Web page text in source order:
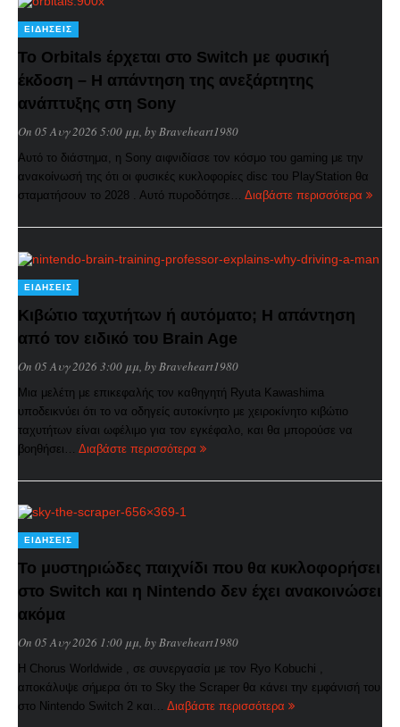
ΕΙΔΉΣΕΙΣ
Το Orbitals έρχεται στο Switch με φυσική
έκδοση – Η απάντηση της ανεξάρτητης
ανάπτυξης στη Sony
On 05 Αυγ 2026 5:00 μμ, byBraveheart1980
Αυτό το διάστημα, η Sony αιφνιδίασε τον κόσμο του gaming με την
ανακοίνωσή της ότι οι φυσικές κυκλοφορίες disc του PlayStation θα
σταματήσουν το 2028 . Αυτό πυροδότησε… Διαβάστε περισσότερα
ΕΙΔΉΣΕΙΣ
Κιβώτιο ταχυτήτων ή αυτόματο; Η απάντηση
από τον ειδικό του Brain Age
On 05 Αυγ 2026 3:00 μμ, byBraveheart1980
Μια μελέτη με επικεφαλής τον καθηγητή Ryuta Kawashima
υποδεικνύει ότι το να οδηγείς αυτοκίνητο με χειροκίνητο κιβώτιο
ταχυτήτων είναι ωφέλιμο για τον εγκέφαλο, και θα μπορούσε να
βοηθήσει… Διαβάστε περισσότερα
ΕΙΔΉΣΕΙΣ
Το μυστηριώδες παιχνίδι που θα κυκλοφορήσει
στο Switch και η Nintendo δεν έχει ανακοινώσει
ακόμα
On 05 Αυγ 2026 1:00 μμ, byBraveheart1980
Η Chorus Worldwide , σε συνεργασία με τον Ryo Kobuchi ,
αποκάλυψε σήμερα ότι το Sky the Scraper θα κάνει την εμφάνισή του
στο Nintendo Switch 2 και… Διαβάστε περισσότερα